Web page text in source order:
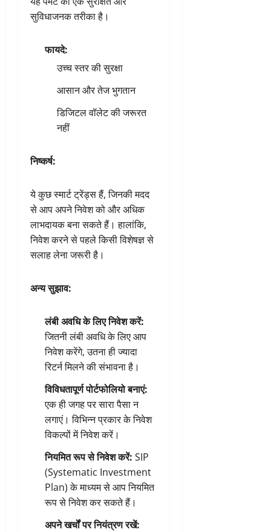
सुविधाजनक तरीका है।
फायदे:
उच्च स्तर की सुरक्षा
आसान और तेज भुगतान
डिजिटल वॉलेट की जरूरत
नहीं
निष्कर्ष:
ये कुछ स्मार्ट ट्रेंड्स हैं, जिनकी मदद
से आप अपने निवेश को और अधिक
लाभदायक बना सकते हैं। हालांकि,
निवेश करने से पहले किसी विशेषज्ञ से
सलाह लेना जरूरी है।
अन्य सुझाव:
लंबी अवधि के लिए निवेश करें:
जितनी लंबी अवधि के लिए आप
निवेश करेंगे, उतना ही ज्यादा
रिटर्न मिलने की संभावना है।
विविधतापूर्ण पोर्टफोलियो बनाएं:
एक ही जगह पर सारा पैसा न
लगाएं। विभिन्न प्रकार के निवेश
विकल्पों में निवेश करें।
नियमित रूप से निवेश करें: SIP
(Systematic Investment
Plan) के माध्यम से आप नियमित
रूप से निवेश कर सकते हैं।
अपने खर्चों पर नियंत्रण रखें: